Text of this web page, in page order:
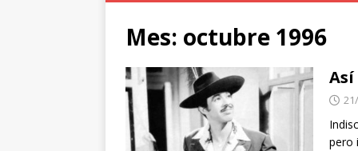
Mes: octubre 1996
pero